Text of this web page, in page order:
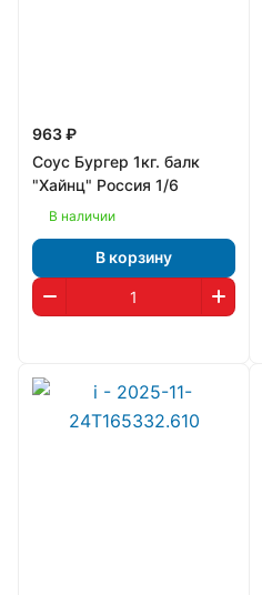
963 ₽
Соус Бургер 1кг. балк
"Хайнц" Россия 1/6
В наличии
В корзину